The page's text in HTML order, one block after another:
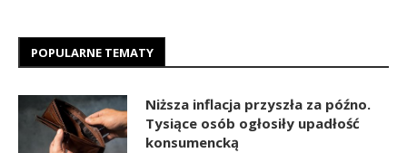
POPULARNE TEMATY
Niższa inflacja przyszła za późno.
Tysiące osób ogłosiły upadłość
konsumencką